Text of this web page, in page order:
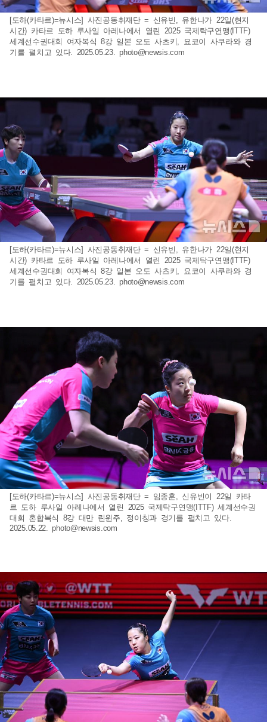
[도하(카타르)=뉴시스] 사진공동취재단 = 신유빈, 유한나가 22일(현지
시간) 카타르 도하 루사일 아레나에서 열린 2025 국제탁구연맹(ITTF)
세계선수권대회 여자복식 8강 일본 오도 사츠키, 요코이 사쿠라와 경
기를 펼치고 있다. 2025.05.23.photo@newsis.com
[도하(카타르)=뉴시스] 사진공동취재단 = 신유빈, 유한나가 22일(현지
시간) 카타르 도하 루사일 아레나에서 열린 2025 국제탁구연맹(ITTF)
세계선수권대회 여자복식 8강 일본 오도 사츠키, 요코이 사쿠라와 경
기를 펼치고 있다. 2025.05.23.photo@newsis.com
[도하(카타르)=뉴시스] 사진공동취재단 = 임종훈, 신유빈이 22일 카타
르 도하 루사일 아레나에서 열린 2025 국제탁구연맹(ITTF) 세계선수권
대회 혼합복식 8강 대만 린윈주, 정이칭과 경기를 펼치고 있다.
2025.05.22.photo@newsis.com